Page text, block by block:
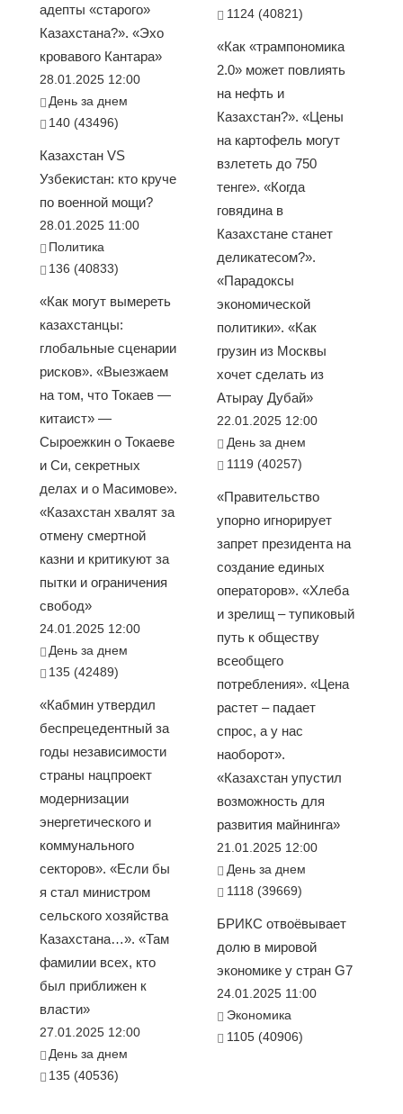
адепты «старого»
Казахстана?». «Эхо
кровавого Кантара»
28.01.2025 12:00
День за днем
140 (43496)
Казахстан VS
Узбекистан: кто круче
по военной мощи?
28.01.2025 11:00
Политика
136 (40833)
«Как могут вымереть
казахстанцы:
глобальные сценарии
рисков». «Выезжаем
на том, что Токаев —
китаист» —
Сыроежкин о Токаеве
и Си, секретных
делах и о Масимове».
«Казахстан хвалят за
отмену смертной
казни и критикуют за
пытки и ограничения
свобод»
24.01.2025 12:00
День за днем
135 (42489)
«Кабмин утвердил
беспрецедентный за
годы независимости
страны нацпроект
модернизации
энергетического и
коммунального
секторов». «Если бы
я стал министром
сельского хозяйства
Казахстана…». «Там
фамилии всех, кто
был приближен к
власти»
27.01.2025 12:00
День за днем
135 (40536)
1124 (40821)
«Как «трампономика
2.0» может повлиять
на нефть и
Казахстан?». «Цены
на картофель могут
взлететь до 750
тенге». «Когда
говядина в
Казахстане станет
деликатесом?».
«Парадоксы
экономической
политики». «Как
грузин из Москвы
хочет сделать из
Атырау Дубай»
22.01.2025 12:00
День за днем
1119 (40257)
«Правительство
упорно игнорирует
запрет президента на
создание единых
операторов». «Хлеба
и зрелищ – тупиковый
путь к обществу
всеобщего
потребления». «Цена
растет – падает
спрос, а у нас
наоборот».
«Казахстан упустил
возможность для
развития майнинга»
21.01.2025 12:00
День за днем
1118 (39669)
БРИКС отвоёвывает
долю в мировой
экономике у стран G7
24.01.2025 11:00
Экономика
1105 (40906)